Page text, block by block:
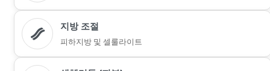
지방 조절
피하지방 및 셀룰라이트